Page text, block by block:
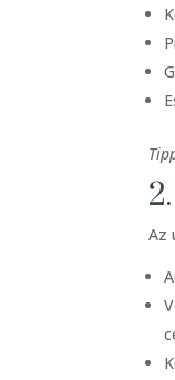
Az